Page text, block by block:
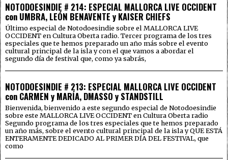
NOTODOESINDIE # 214: ESPECIAL MALLORCA LIVE OCCIDENT
con UMBRA, LEÓN BENAVENTE y KAISER CHIEFS
Último especial de Notodoesindie sobre el MALLORCA LIVE
OCCIDENT en Cultura Oberta radio. Tercer programa de los tres
especiales que te hemos preparado un año más sobre el evento
cultural principal de la isla y con el que vamos a abordar el
segundo día de festival que, como ya sabrás,
NOTODOESINDIE # 213: ESPECIAL MALLORCA LIVE OCCIDENT
con CARMEN y MARÍA, DMASSO y STANDSTILL
Bienvenida, bienvenido a este segundo especial de Notodoesindie
sobre este MALLORCA LIVE OCCIDENT en Cultura Oberta radio
Segundo programa de los tres especiales que te hemos preparado
un año más, sobre el evento cultural principal de la isla y QUE ESTÁ
ENTERAMENTE DEDICADO AL PRIMER DÍA DEL FESTIVAL, que
como